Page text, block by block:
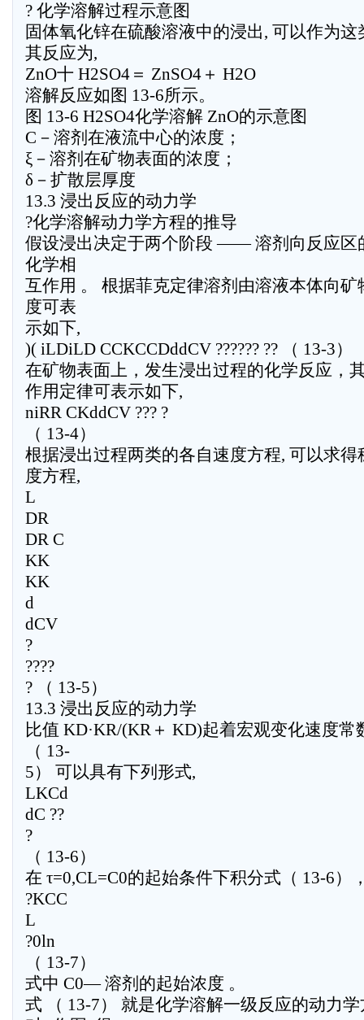
? 化学溶解过程示意图
固体氧化锌在硫酸溶液中的浸出, 可以作为
其反应为,
ZnO十 H2SO4＝ ZnSO4＋ H2O
溶解反应如图 13-6所示。
图 13-6 H2SO4化学溶解 ZnO的示意图
C－溶剂在液流中心的浓度；
ξ－溶剂在矿物表面的浓度；
δ－扩散层厚度
13.3 浸出反应的动力学
?化学溶解动力学方程的推导
假设浸出决定于两个阶段 —— 溶剂向反应区
化学相
互作用 。 根据菲克定律溶剂由溶液本体向
度可表
示如下,
)( iLDiLD CCKCCDddCV ?????? ?? （ 13-3）
在矿物表面上，发生浸出过程的化学反应，
作用定律可表示如下,
niRR CKddCV ??? ?
（ 13-4）
根据浸出过程两类的各自速度方程, 可以求
度方程,
L
DR
DR C
KK
KK
d
dCV
?
????
? （ 13-5）
13.3 浸出反应的动力学
比值 KD·KR/(KR＋ KD)起着宏观变化速度常
（ 13-
5） 可以具有下列形式,
LKCd
dC ??
?
（ 13-6）
在 τ=0,CL=C0的起始条件下积分式（ 13-6）
?KCC
L
?0ln
（ 13-7）
式中 C0— 溶剂的起始浓度 。
式 （ 13-7） 就是化学溶解一级反应的动力